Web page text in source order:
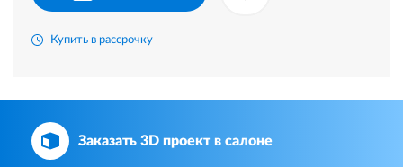
Купить в рассрочку
Заказать 3D проект в салоне